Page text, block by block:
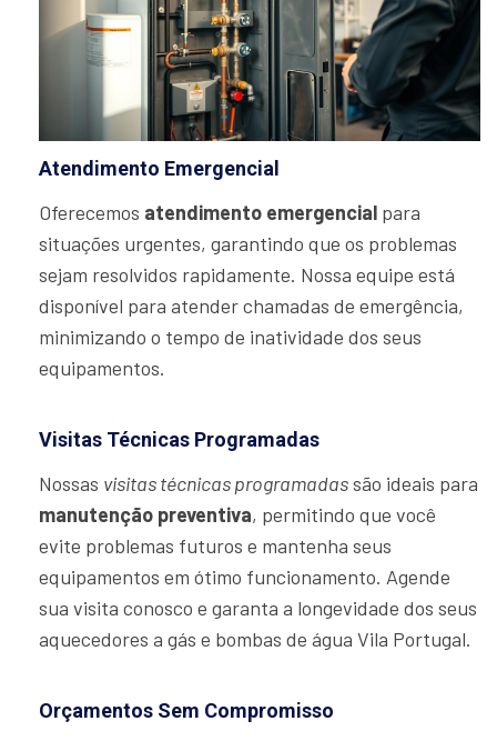
Atendimento Emergencial
Oferecemos atendimento emergencial para
situações urgentes, garantindo que os problemas
sejam resolvidos rapidamente. Nossa equipe está
disponível para atender chamadas de emergência,
minimizando o tempo de inatividade dos seus
equipamentos.
Visitas Técnicas Programadas
Nossas visitas técnicas programadassão ideais para
manutenção preventiva, permitindo que você
evite problemas futuros e mantenha seus
equipamentos em ótimo funcionamento. Agende
sua visita conosco e garanta a longevidade dos seus
aquecedores a gás e bombas de água Vila Portugal.
Orçamentos Sem Compromisso